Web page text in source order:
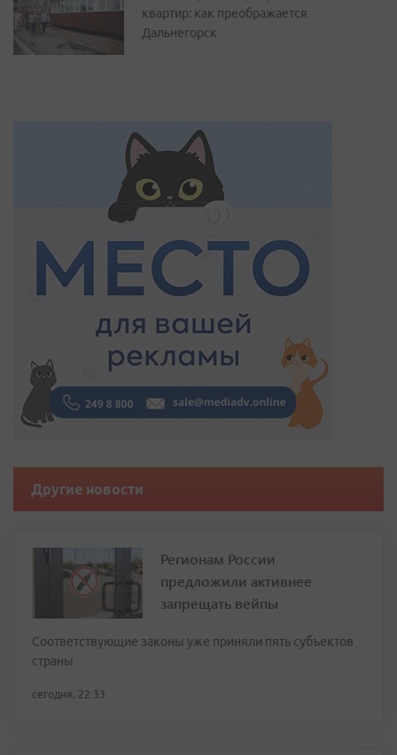
квартир: как преображается
Дальнегорск
Другие новости
Регионам России
предложили активнее
запрещать вейпы
Соответствующие законы уже приняли пять субъектов
страны
сегодня, 22:33